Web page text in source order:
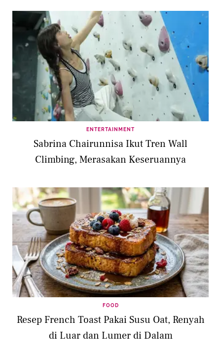
ENTERTAINMENT
Sabrina Chairunnisa Ikut Tren Wall
Climbing, Merasakan Keseruannya
FOOD
Resep French Toast Pakai Susu Oat, Renyah
di Luar dan Lumer di Dalam